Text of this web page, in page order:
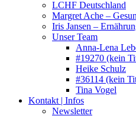
LCHF Deutschland
Margret Ache –
Iris Jansen –
Unser Team
Anna-Lena
#19270 (kein
Heike Schulz
#36114 (kein
Tina Vogel
Kontakt | Infos
Newsletter